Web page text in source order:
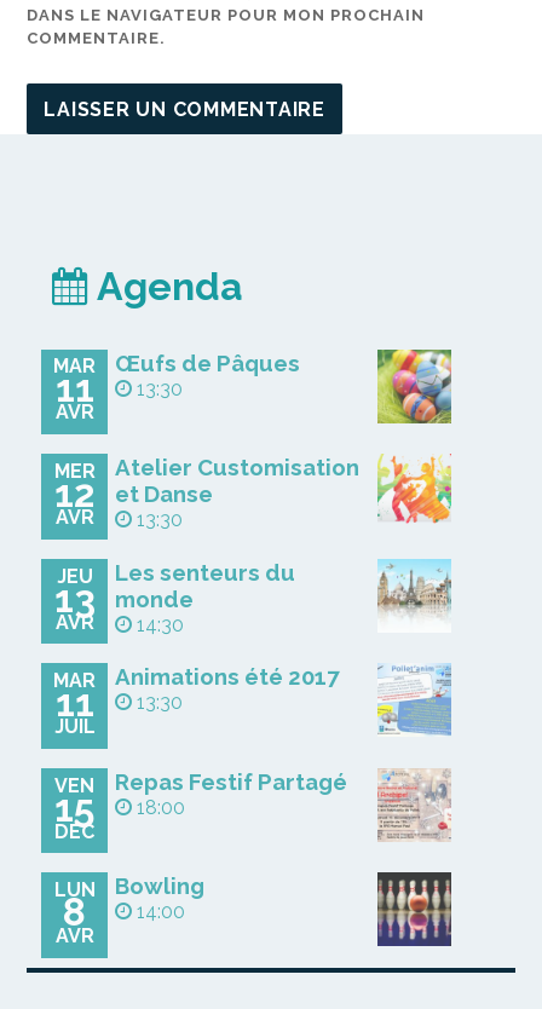
DANS LE NAVIGATEUR POUR MON PROCHAIN
COMMENTAIRE.
Agenda
MAR
11
AVR
Œufs de Pâques
13:30
MER
12
AVR
Atelier Customisation
et Danse
13:30
JEU
13
AVR
Les senteurs du
monde
14:30
MAR
11
JUIL
Animations été 2017
13:30
VEN
15
DÉC
Repas Festif Partagé
18:00
LUN
8
AVR
Bowling
14:00